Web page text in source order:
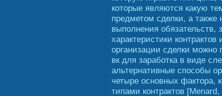
которые являются какую
предметом сделки, а
выполнения обязательств,
характеристики
организации сделки можно
вк для заработка в виде
альтернативные способы
четыре основных фактора,
типами контрактов